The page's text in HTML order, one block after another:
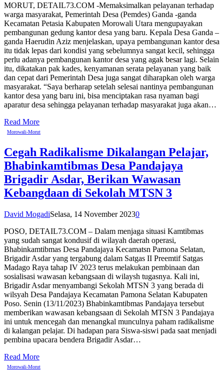
MORUT, DETAIL73.COM -Memaksimalkan pelayanan terhadap
warga masyarakat, Pemerintah Desa (Pemdes) Ganda -ganda
Kecamatan Petasia Kabupaten Morowali Utara mengupayakan
pembangunan gedung kantor desa yang baru. Kepala Desa Ganda –
ganda Haerudin Aziz menjelaskan, upaya pembangunan kantor desa
itu tidak lepas dari kondisi yang sebelumnya sangat kecil, sehingga
perlu adanya pembangunan kantor desa yang agak besar lagi. Selain
itu, dikatakan pak kades, kenyamanan serata pelayanan yang baik
dan cepat dari Pemerintah Desa juga sangat diharapkan oleh warga
masyarakat. “Saya berharap setelah selesai nantinya pembangunan
kantor desa yang baru ini, bisa menciptakan rasa nyaman bagi
aparatur desa sehingga pelayanan terhadap masyarakat juga akan…
Read More
Morowali-Morut
Cegah Radikalisme Dikalangan Pelajar,
Bhabinkamtibmas Desa Pandajaya
Brigadir Asdar, Berikan Wawasan
Kebangdaan di Sekolah MTSN 3
David MogadiSelasa, 14 November 20230
POSO, DETAIL73.COM – Dalam menjaga situasi Kamtibmas
yang sudah sangat kondusif di wilayah daerah operasi,
Bhabinkamtibmas Desa Pandajaya Kecamatsn Pamona Selatan,
Brigadir Asdar yang tergabung dalam Satgas II Preemtif Satgas
Madago Raya tahap IV 2023 terus melakukan pembinaan dan
sosialisasi wawasan kebangsaan di wilaysh tugasnya. Kali ini,
Brigadir Asdar menyambangi Sekolah MTSN 3 yang berada di
wilsyah Desa Pandajaya Kecamatan Pamona Selatan Kabupaten
Poso. Senin (13/11/2023) Bhabinkamtibmas Pandajaya tersebut
memberikan wawasan kebangsaan di Sekolah MTSN 3 Pandajaya
ini untuk mencegah dan menangkal munculnya paham radikalisme
di kalangan pelajar. Di hadapan para Siswa-siswi pada saat menjadi
pembina upacara bendera Brigadir Asdar…
Read More
Morowali-Morut